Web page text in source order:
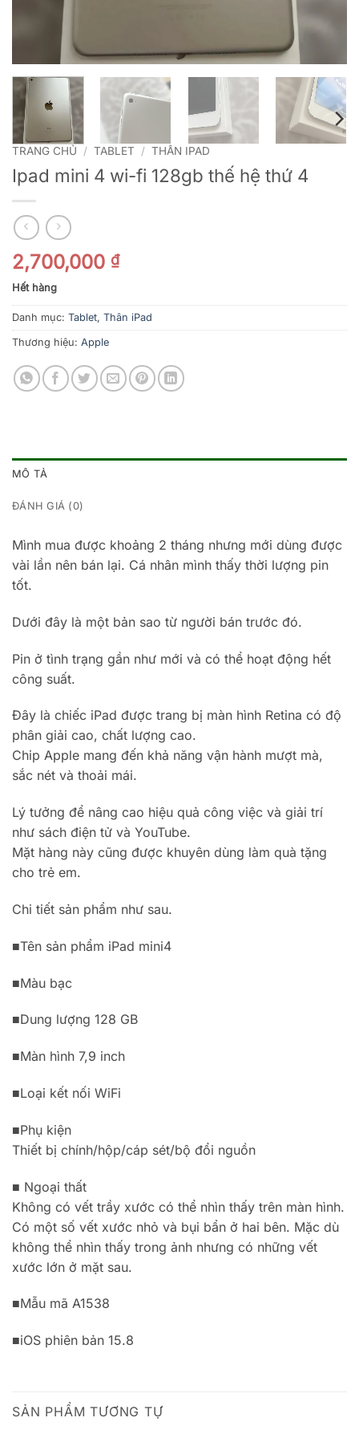
TRANG CHỦ / TABLET / THÂN IPAD
Ipad mini 4 wi-fi 128gb thế hệ thứ 4
2,700,000 ₫
Hết hàng
Danh mục: Tablet, Thân iPad
Thương hiệu: Apple
MÔ TẢ
ĐÁNH GIÁ (0)
Mình mua được khoảng 2 tháng nhưng mới dùng được
vài lần nên bán lại. Cá nhân mình thấy thời lượng pin
tốt.
Dưới đây là một bản sao từ người bán trước đó.
Pin ở tình trạng gần như mới và có thể hoạt động hết
công suất.
Đây là chiếc iPad được trang bị màn hình Retina có độ
phân giải cao, chất lượng cao.
Chip Apple mang đến khả năng vận hành mượt mà,
sắc nét và thoải mái.
Lý tưởng để nâng cao hiệu quả công việc và giải trí
như sách điện tử và YouTube.
Mặt hàng này cũng được khuyên dùng làm quà tặng
cho trẻ em.
Chi tiết sản phẩm như sau.
■Tên sản phẩm iPad mini4
■Màu bạc
■Dung lượng 128 GB
■Màn hình 7,9 inch
■Loại kết nối WiFi
■Phụ kiện
Thiết bị chính/hộp/cáp sét/bộ đổi nguồn
■ Ngoại thất
Không có vết trầy xước có thể nhìn thấy trên màn hình.
Có một số vết xước nhỏ và bụi bẩn ở hai bên. Mặc dù
không thể nhìn thấy trong ảnh nhưng có những vết
xước lớn ở mặt sau.
■Mẫu mã A1538
■iOS phiên bản 15.8
SẢN PHẨM TƯƠNG TỰ